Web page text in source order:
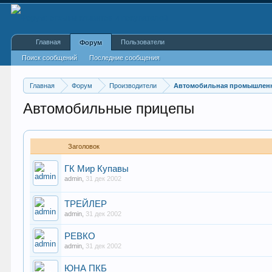
Главная Форум Производители Автомобильная
Автомобильные прицепы
Заголовок
ГК Мир Купавы
admin 31 дек 2002
ТРЕЙЛЕР
admin 31 дек 2002
РЕВКО
admin 31 дек 2002
ЮНА ПКБ
Главная Форум
Поиск сообщений Последние сообщения
Пользователи